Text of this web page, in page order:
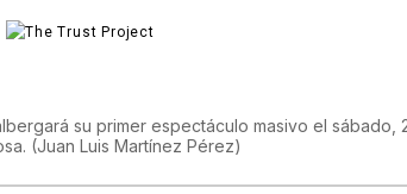
su primer espectáculo masivo el
(Juan Luis Martínez Pérez)